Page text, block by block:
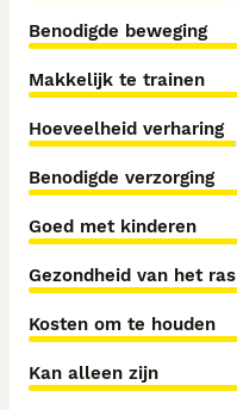
Benodigde beweging
Makkelijk te trainen
Hoeveelheid verharing
Benodigde verzorging
Goed met kinderen
Gezondheid van het ras
Kosten om te houden
Kan alleen zijn